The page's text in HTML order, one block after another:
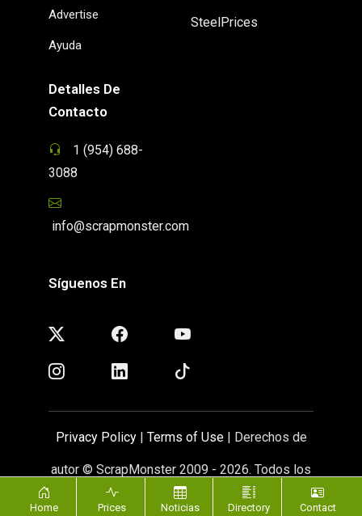
Advertise
Ayuda
SteelPrices
Detalles De
Contacto
1 (954) 688-
3088
info@scrapmonster.com
Síguenos En
Privacy Policy| Terms of Use| Derechos de
autor © ScrapMonster 2009 - 2026. Todos los
derechos reservados
Home Prices Noticias Directory Contact